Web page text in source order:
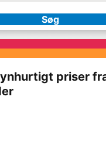
Søg
priser